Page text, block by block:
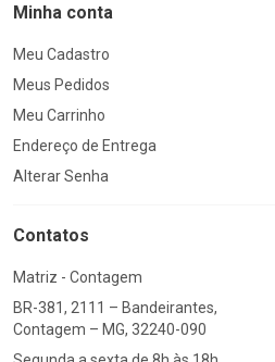
Minha conta
Meu Cadastro
Meus Pedidos
Meu Carrinho
Endereço de Entrega
Alterar Senha
Contatos
Matriz - Contagem
BR-381, 2111 – Bandeirantes,
Contagem – MG, 32240-090